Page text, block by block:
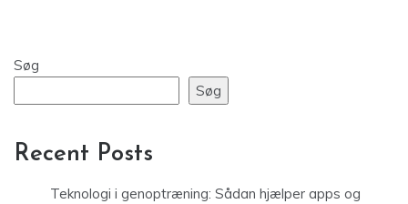
Søg
Søg
Recent Posts
Teknologi i genoptræning: Sådan hjælper apps og